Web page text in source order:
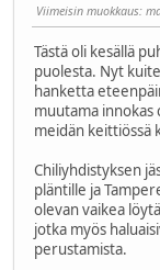
Viimeisin muokkaus:
Tästä oli kesällä
puolesta. Nyt
hanketta
muutama innokas
meidän keittiössä
Chiliyhdistyksen
pläntille ja
olevan vaikea
jotka myös
perustamista.